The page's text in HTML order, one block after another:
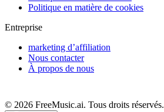
Politique en matière de cookies
Entreprise
marketing d’affiliation
Nous contacter
À propos de nous
© 2026 FreeMusic.ai. Tous droits réservés.